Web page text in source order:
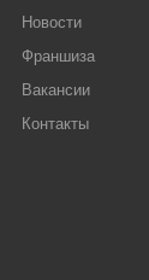
Новости
Франшиза
Вакансии
Контакты